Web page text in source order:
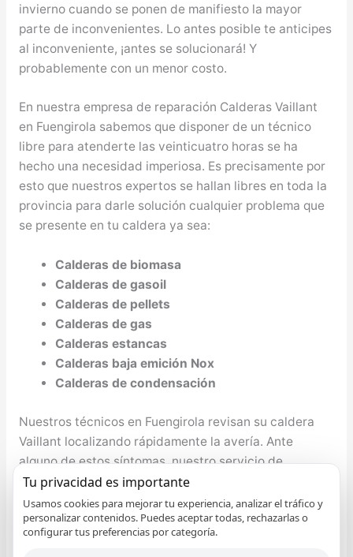
invierno cuando se ponen de manifiesto la mayor
parte de inconvenientes. Lo antes posible te anticipes
al inconveniente, ¡antes se solucionará! Y
probablemente con un menor costo.
En nuestra empresa de reparación Calderas Vaillant
en Fuengirola sabemos que disponer de un técnico
libre para atenderte las veinticuatro horas se ha
hecho una necesidad imperiosa. Es precisamente por
esto que nuestros expertos se hallan libres en toda la
provincia para darle solución cualquier problema que
se presente en tu caldera ya sea:
Calderas de biomasa
Calderas de gasoil
Calderas de pellets
Calderas de gas
Calderas estancas
Calderas baja emición Nox
Calderas de condensación
Nuestros técnicos en Fuengirola revisan su caldera
Vaillant localizando rápidamente la avería. Ante
alguno de estos síntomas, nuestro servicio de
reparación de calderas Vaillant en Fuengirola
revisará cada uno de los componentes de su aparato
de aire acondicionado para proceder a su reparación:
Tu privacidad es importante
Usamos cookies para mejorar tu experiencia, analizar el tráfico y
personalizar contenidos. Puedes aceptar todas, rechazarlas o
configurar tus preferencias por categoría.